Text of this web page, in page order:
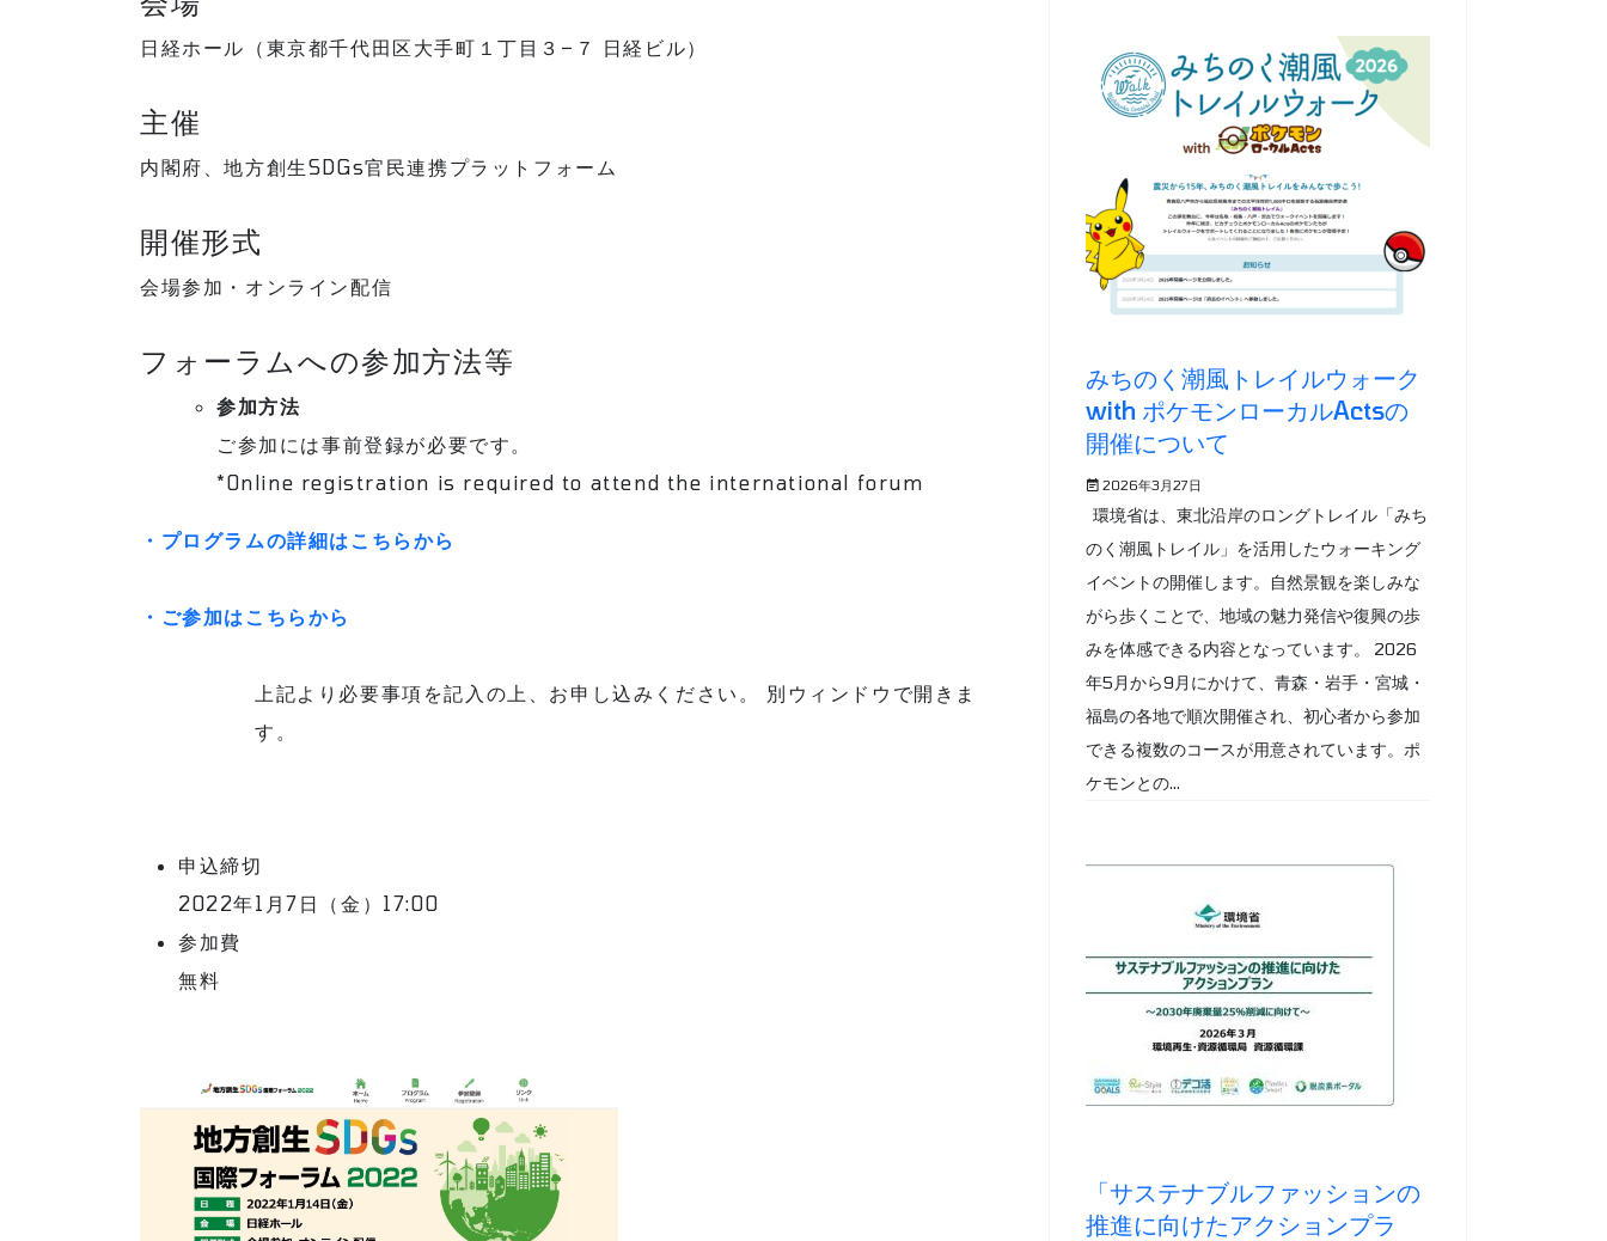
日経ホール（東京都千代田区大手町１丁目３−７ 日経ビル）
主催
内閣府、地方創生SDGs官民連携プラットフォーム
開催形式
会場参加・オンライン配信
フォーラムへの参加方法等
参加方法
ご参加には事前登録が必要です。
*Online registration is required to attend the international forum
・プログラムの詳細はこちらから
・ご参加はこちらから
上記より必要事項を記⼊の上、お申し込みください。 別ウィンドウで開きま
す。
申込締切
2022年1月7日（金）17:00
参加費
無料
みちのく潮風トレイルウォーク
with ポケモンローカルActsの
開催について
2026年3月27日
環境省は、東北沿岸のロングトレイル「みち
のく潮風トレイル」を活用したウォーキング
イベントの開催します。自然景観を楽しみな
がら歩くことで、地域の魅力発信や復興の歩
みを体感できる内容となっています。 2026
年5月から9月にかけて、青森・岩手・宮城・
福島の各地で順次開催され、初心者から参加
できる複数のコースが用意されています。ポ
ケモンとの...
「サステナブルファッションの
推進に向けたアクションプラ